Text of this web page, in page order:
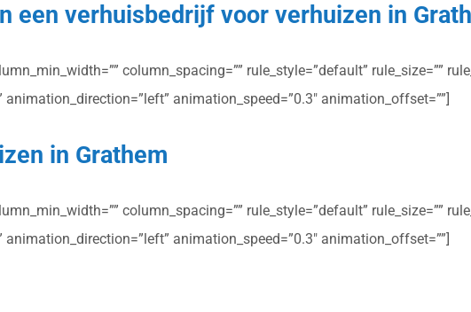
een verhuisbedrijf voor verhuizen in
column_spacing=”” rule_style=”default” rule_size=””
animation_direction=”left” animation_speed=”0.3″ animation_offset=””]
in Grathem
column_spacing=”” rule_style=”default” rule_size=””
animation_direction=”left” animation_speed=”0.3″ animation_offset=””]